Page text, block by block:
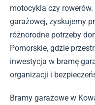
motocykla czy
garażowej, zyskujemy
różnorodne potrzeby
Pomorskie, gdzie
inwestycja w bramę
organizacji i
Bramy garażowe w